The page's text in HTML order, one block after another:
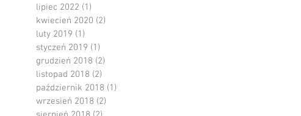
lipiec 2022 (1)
kwiecień 2020 (2)
luty 2019 (1)
styczeń 2019 (1)
grudzień 2018 (2)
listopad 2018 (2)
październik 2018 (1)
wrzesień 2018 (2)